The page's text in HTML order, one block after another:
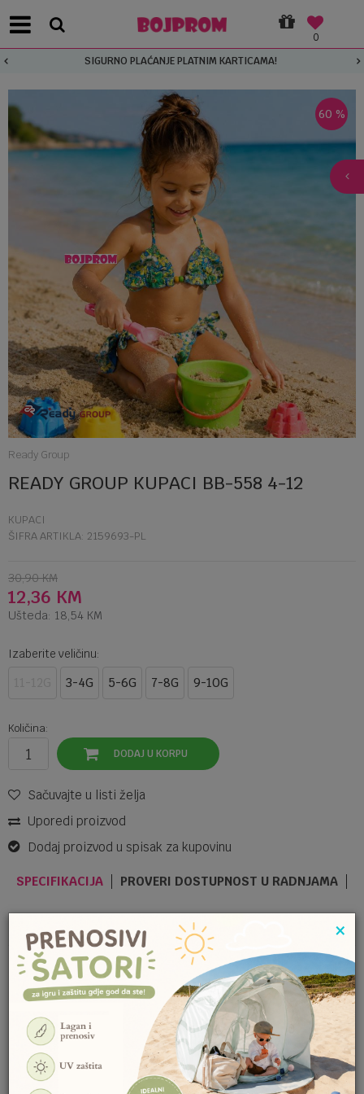
0
SIGURNO PLAĆANJE PLATNIM KARTICAMA!
60 %
Ready Group
READY GROUP KUPACI BB-558 4-12
KUPACI
ŠIFRA ARTIKLA: 2159693-PL
30,90 KM
12,36 KM
Ušteda: 18,54 KM
Izaberite veličinu:
3-4G 5-6G 7-8G 9-10G
Količina:
DODAJ U KORPU
Sačuvajte u listi želja
Uporedi proizvod
Dodaj proizvod u spisak za kupovinu
SPECIFIKACIJA PROVERI DOSTUPNOST U RADNJAMA
Kategorija
KUPACI
Brendovi
Ready Group
Ime/Nadimak
Email
SLIČNI PROIZVODI
MAYORAL KUPACI 1754
×